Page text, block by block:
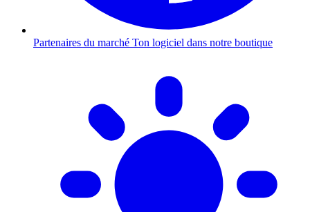
Partenaires du marché Ton logiciel dans notre boutique